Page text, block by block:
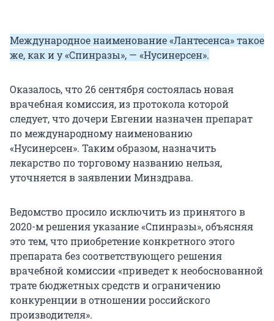
Международное наименование «Лантесенса» такое
же, как и у «Спинразы», — «Нусинерсен».
Оказалось, что 26 сентября состоялась новая
врачебная комиссия, из протокола которой
следует, что дочери Евгении назначен препарат
по международному наименованию
«Нусинерсен». Таким образом, назначить
лекарство по торговому названию нельзя,
уточняется в заявлении Минздрава.
Ведомство просило исключить из принятого в
2020-м решения указание «Спинразы», объясняя
это тем, что приобретение конкретного этого
препарата без соответствующего решения
врачебной комиссии «приведет к необоснованной
трате бюджетных средств и ограничению
конкуренции в отношении российского
производителя».